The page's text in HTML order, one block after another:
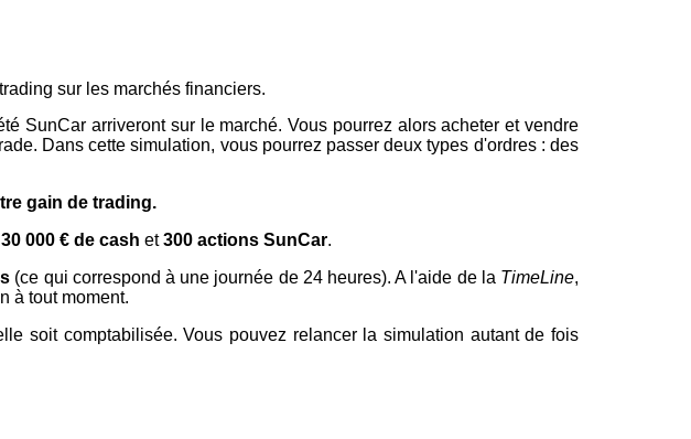
sur les marchés financiers.
SunCar arriveront sur le marché. Vous pourrez alors acheter et vendre
Dans cette simulation, vous pourrez passer deux types d'ordres : des
gain de trading.
30 000 € de cash et300 actions SunCar.
(ce qui correspond à une journée de 24 heures). A l'aide de la TimeLine,
à tout moment.
soit comptabilisée. Vous pouvez relancer la simulation autant de fois